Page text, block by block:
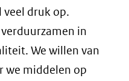
veel druk op.
in
We willen van
we middelen op